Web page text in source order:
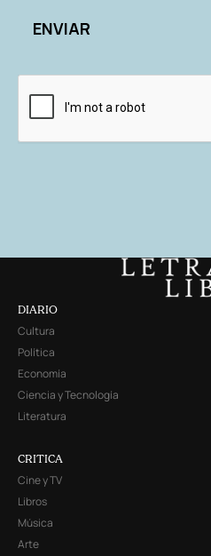
DIARIO
Cultura
Política
Economía
Ciencia y Tecnología
Literatura
CRITICA
Cine y TV
Libros
Música
Arte